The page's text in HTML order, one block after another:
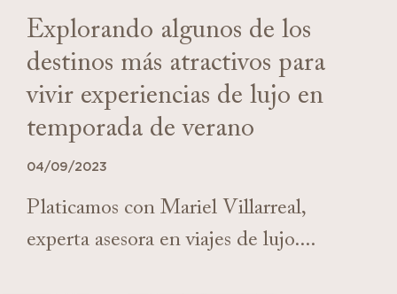
Explorando algunos de los
destinos más atractivos para
vivir experiencias de lujo en
temporada de verano
04/09/2023
Platicamos con Mariel Villarreal,
experta asesora en viajes de lujo....